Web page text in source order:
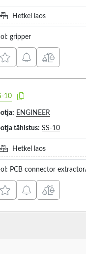
Hetkel laos
gripper
10
ENGINEER
tähistus: SS-10
Hetkel laos
PCB connector